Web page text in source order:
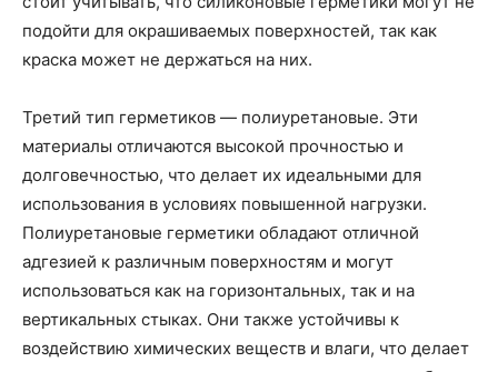
подойти для окрашиваемых поверхностей, так как
краска может не держаться на них.
Третий тип герметиков — полиуретановые. Эти
материалы отличаются высокой прочностью и
долговечностью, что делает их идеальными для
использования в условиях повышенной нагрузки.
Полиуретановые герметики обладают отличной
адгезией к различным поверхностям и могут
использоваться как на горизонтальных, так и на
вертикальных стыках. Они также устойчивы к
воздействию химических веществ и влаги, что делает